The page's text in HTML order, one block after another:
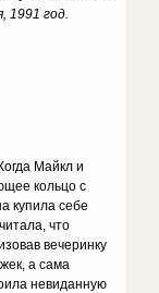
1991 год.
Майкл и
кольцо с
купила себе
что
вечеринку
а сама
невиданную